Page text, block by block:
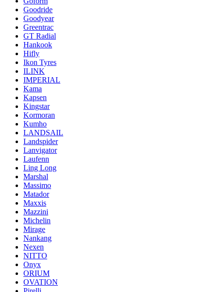
Goodride
Goodyear
Greentrac
GT Radial
Hankook
Hifly
Ikon Tyres
ILINK
IMPERIAL
Kama
Kapsen
Kingstar
Kormoran
Kumho
LANDSAIL
Landspider
Lanvigator
Laufenn
Ling Long
Marshal
Massimo
Matador
Maxxis
Mazzini
Michelin
Mirage
Nankang
Nexen
NITTO
Onyx
ORIUM
OVATION